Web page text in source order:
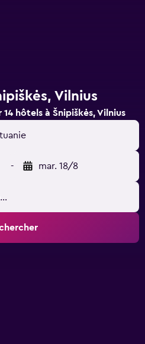
Vilnius
hôtels à Šnipiškės, Vilnius
- mar. 18/8